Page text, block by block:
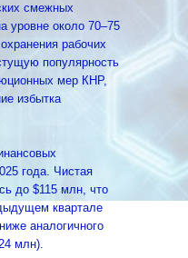
смежных
уровне около 70–75
рабочих
популярность
мер КНР,
избытка
года. Чистая
до $115 млн, что
квартале
аналогичного
млн).